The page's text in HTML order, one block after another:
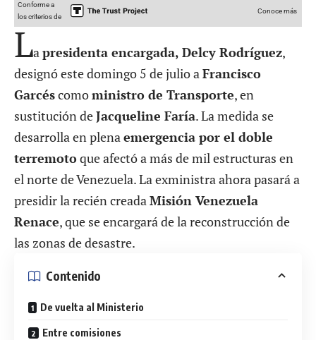
Conforme a
los criterios de
Conoce más
Lapresidenta encargada, Delcy Rodríguez,
designó este domingo 5 de julio aFrancisco
Garcéscomoministro de Transporte, en
sustitución deJacqueline Faría. La medida se
desarrolla en plenaemergencia por el doble
terremotoque afectó a más de mil estructuras en
el norte de Venezuela. La exministra ahora pasará a
presidir la recién creadaMisión Venezuela
Renace, que se encargará de la reconstrucción de
las zonas de desastre.
Contenido
De vuelta al Ministerio
Entre comisiones